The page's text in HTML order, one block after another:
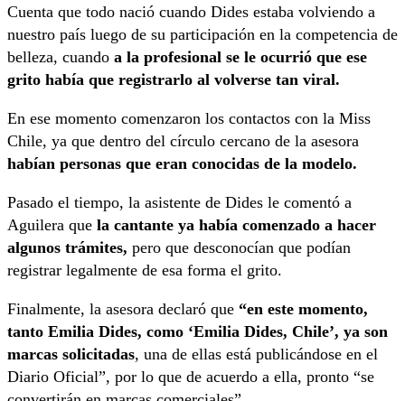
Cuenta que todo nació cuando Dides estaba volviendo a
nuestro país luego de su participación en la competencia de
belleza, cuando a la profesional se le ocurrió que ese
grito había que registrarlo al volverse tan viral.
En ese momento comenzaron los contactos con la Miss
Chile, ya que dentro del círculo cercano de la asesora
habían personas que eran conocidas de la modelo.
Pasado el tiempo, la asistente de Dides le comentó a
Aguilera que la cantante ya había comenzado a hacer
algunos trámites, pero que desconocían que podían
registrar legalmente de esa forma el grito.
Finalmente, la asesora declaró que “en este momento,
tanto Emilia Dides, como ‘Emilia Dides, Chile’, ya son
marcas solicitadas, una de ellas está publicándose en el
Diario Oficial”, por lo que de acuerdo a ella, pronto “se